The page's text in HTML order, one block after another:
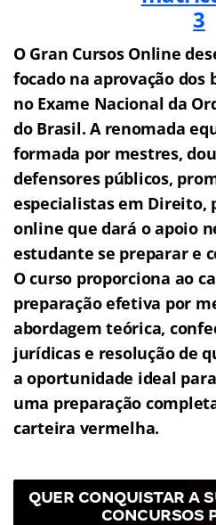
O Gran Cursos Online
focado na aprovação
no Exame Nacional da
do Brasil. A renomada
formada por mestres,
defensores públicos,
especialistas em Direito,
online que dará o apoio
estudante se preparar e
O curso proporciona ao
preparação efetiva por
abordagem teórica,
jurídicas e resolução de
a oportunidade ideal
uma preparação
carteira vermelha.
QUER CONQUISTAR A
CONCURSOS